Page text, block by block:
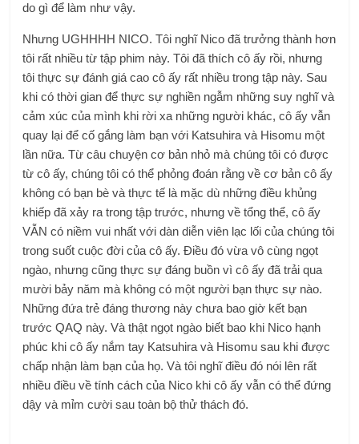
do gì để làm như vậy.
Nhưng UGHHHH NICO. Tôi nghĩ Nico đã trưởng thành hơn
tôi rất nhiều từ tập phim này. Tôi đã thích cô ấy rồi, nhưng
tôi thực sự đánh giá cao cô ấy rất nhiều trong tập này. Sau
khi có thời gian để thực sự nghiền ngẫm những suy nghĩ và
cảm xúc của mình khi rời xa những người khác, cô ấy vẫn
quay lại để cố gắng làm bạn với Katsuhira và Hisomu một
lần nữa. Từ câu chuyện cơ bản nhỏ mà chúng tôi có được
từ cô ấy, chúng tôi có thể phỏng đoán rằng về cơ bản cô ấy
không có bạn bè và thực tế là mặc dù những điều khủng
khiếp đã xảy ra trong tập trước, nhưng về tổng thể, cô ấy
VẪN có niềm vui nhất với dàn diễn viên lạc lối của chúng tôi
trong suốt cuộc đời của cô ấy. Điều đó vừa vô cùng ngọt
ngào, nhưng cũng thực sự đáng buồn vì cô ấy đã trải qua
mười bảy năm mà không có một người bạn thực sự nào.
Những đứa trẻ đáng thương này chưa bao giờ kết bạn
trước QAQ này. Và thật ngọt ngào biết bao khi Nico hạnh
phúc khi cô ấy nắm tay Katsuhira và Hisomu sau khi được
chấp nhận làm bạn của họ. Và tôi nghĩ điều đó nói lên rất
nhiều điều về tính cách của Nico khi cô ấy vẫn có thể đứng
dậy và mỉm cười sau toàn bộ thử thách đó.